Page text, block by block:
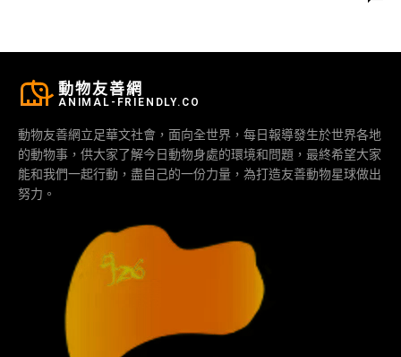
動物友善網
ANIMAL-FRIENDLY.CO
動物友善網立足華文社會，面向全世界，每日報導發生於世界各地
的動物事，供大家了解今日動物身處的環境和問題，最終希望大家
能和我們一起行動，盡自己的一份力量，為打造友善動物星球做出
努力。